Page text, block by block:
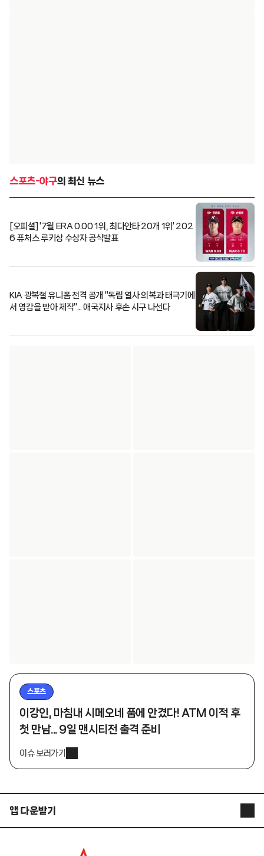
스포츠-야구의 최신 뉴스
[오피셜] '7월 ERA 0.00 1위, 최다안타 20개 1위' 202
6 퓨처스 루키상 수상자 공식발표
KIA 광복절 유니폼 전격 공개 "독립 열사 의복과 태극기에
서 영감을 받아 제작"... 애국지사 후손 시구 나선다
스포츠
이강인, 마침내 시메오네 품에 안겼다! ATM 이적 후
첫 만남... 9일 맨시티전 출격 준비
이슈 보러가기
앱 다운받기